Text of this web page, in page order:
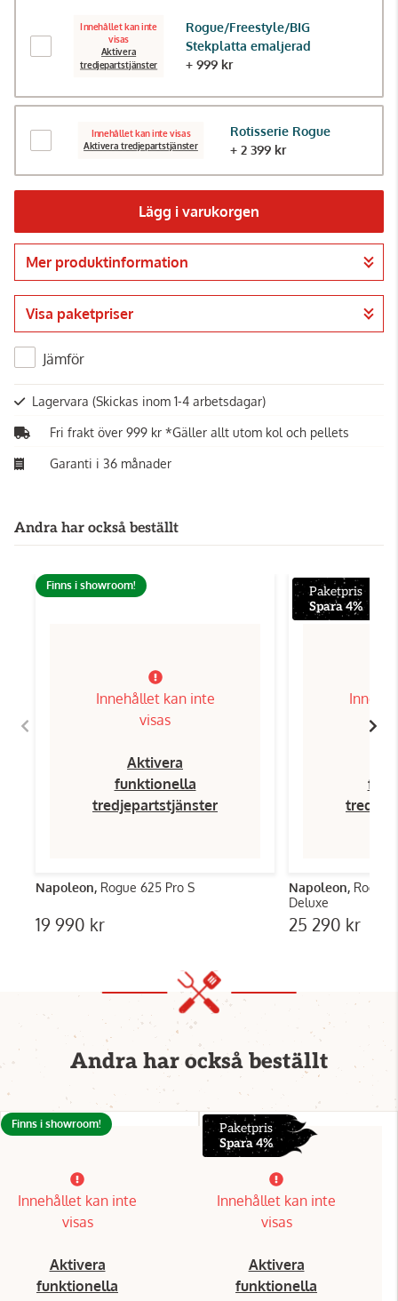
Innehållet kan inte
visas
Aktivera
tredjepartstjänster
Rogue/Freestyle/BIG
Stekplatta emaljerad
+ 999 kr
Innehållet kan inte visas
Aktivera tredjepartstjänster
Rotisserie Rogue
+ 2 399 kr
Lägg i varukorgen
Gå till kassan
Mer produktinformation
Visa paketpriser
Jämför
Lagervara (Skickas inom 1-4 arbetsdagar)
Fri frakt över 999 kr *Gäller allt utom kol och pellets
Garanti i 36 månader
Andra har också beställt
Finns i showroom!
Innehållet kan inte
visas
Aktivera
funktionella
tredjepartstjänster
Napoleon, Rogue 625 Pro S
19 990 kr
Paketpris
Spara 4%
Napoleon, Rogue
Deluxe
25 290 kr
Andra har också beställt
Innehållet kan inte
visas
Aktivera
funktionella
Finns i showroom!
Paketpris
Spara 4%
Innehållet kan inte
visas
Aktivera
funktionella